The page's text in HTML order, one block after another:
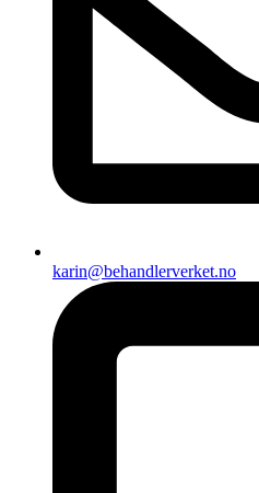
karin@behandlerverket.no